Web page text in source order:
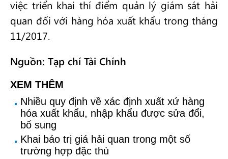
việc triển khai thí điểm quản lý giám sát hải
quan đối với hàng hóa xuất khẩu trong tháng
11/2017.
Nguồn: Tạp chí Tài Chính
XEM THÊM
Nhiều quy định về xác định xuất xứ hàng
hóa xuất khẩu, nhập khẩu được sửa đổi,
bổ sung
Khai báo trị giá hải quan trong một số
trường hợp đặc thù